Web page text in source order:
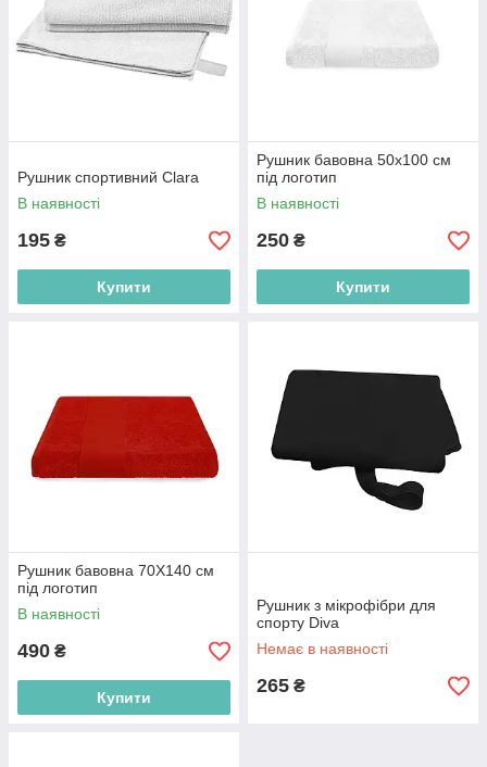
Рушник спортивний Clara
В наявності
195 ₴
Купити
Рушник бавовна 50х100 см
під логотип
В наявності
250 ₴
Купити
Рушник бавовна 70Х140 см
під логотип
В наявності
490 ₴
Купити
Рушник з мікрофібри для
спорту Diva
Немає в наявності
265 ₴